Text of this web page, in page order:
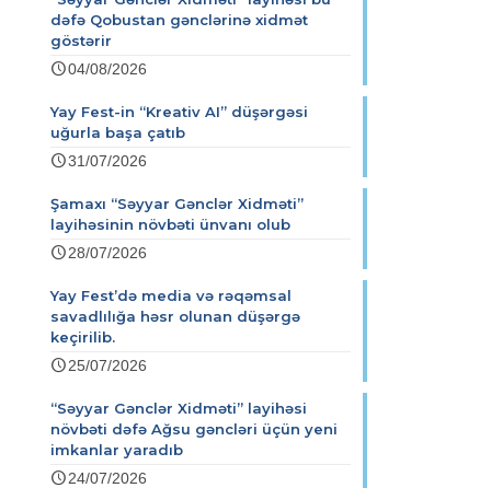
dəfə Qobustan gənclərinə xidmət
göstərir
04/08/2026
Yay Fest-in “Kreativ AI” düşərgəsi
uğurla başa çatıb
31/07/2026
Şamaxı “Səyyar Gənclər Xidməti”
layihəsinin növbəti ünvanı olub
28/07/2026
Yay Fest’də media və rəqəmsal
savadlılığa həsr olunan düşərgə
keçirilib.
25/07/2026
“Səyyar Gənclər Xidməti” layihəsi
növbəti dəfə Ağsu gəncləri üçün yeni
imkanlar yaradıb
24/07/2026